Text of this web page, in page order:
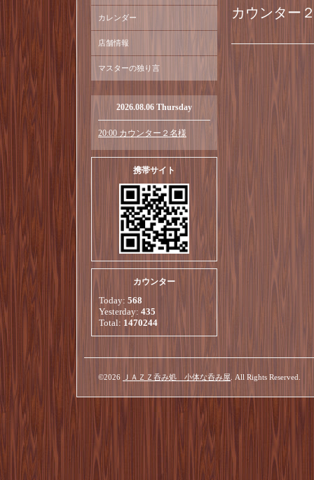
カウンター
カレンダー
店舗情報
マスターの独り言
2026.08.06 Thursday
20:00 カウンター２名様
携帯サイト
カウンター
Today: 568
Yesterday: 435
Total: 1470244
©2026 ＪＡＺＺ呑み処 小体な呑み屋 . All Rights Reserved.